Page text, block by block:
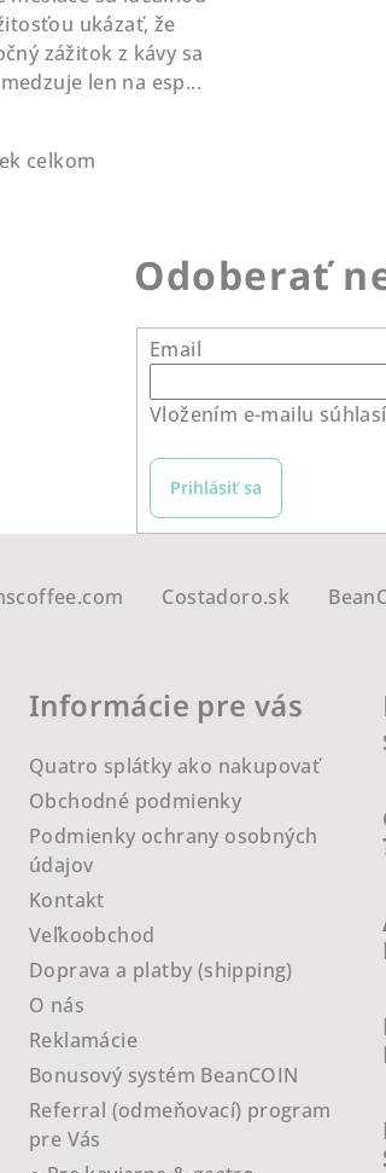
ukázať, že
zážitok z kávy sa
len na esp...
O
v
y
celkom
Odoberať
Email
Vložením e-mailu
Prihlásiť sa
Costadoro.sk
Informácie pre vás
Quatro splátky ako nakupovať
Obchodné podmienky
Podmienky ochrany osobných
údajov
Kontakt
Veľkoobchod
Doprava a platby (shipping)
O nás
Reklamácie
Bonusový systém BeanCOIN
Referral (odmeňovací) program
pre Vás